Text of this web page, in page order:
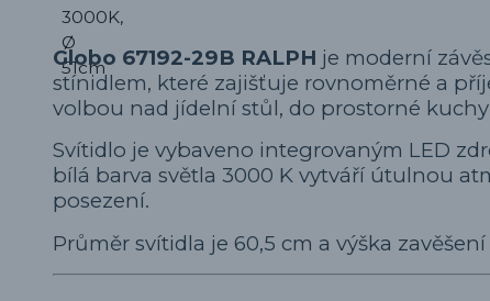
Globo 67192-29B RALPH je moderní
stínidlem, které zajišťuje rovnoměrné a
volbou nad jídelní stůl, do prostorné
Svítidlo je vybaveno integrovaným LED
bílá barva světla 3000 K vytváří útulnou
posezení.
Průměr svítidla je 60,5 cm a výška